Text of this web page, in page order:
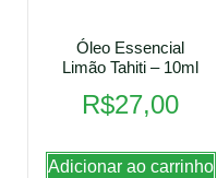
Óleo Essencial
Limão Tahiti – 10ml
R$27,00
Adicionar ao carrinho